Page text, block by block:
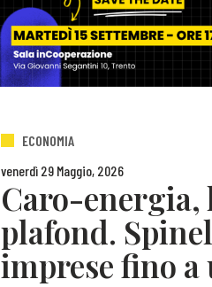
ECONOMIA
venerdì 29 Maggio, 2026
Caro-
plafond.
imprese fino